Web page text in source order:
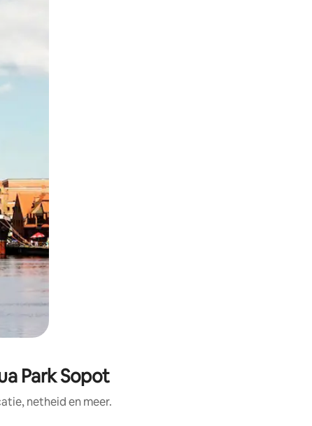
of swipen.
Park Sopot
netheid en meer.